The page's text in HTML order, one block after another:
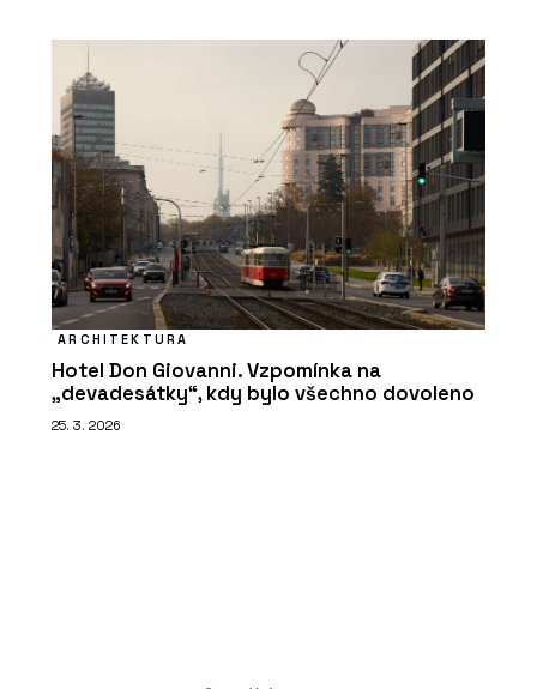
ARCHITEKTURA
Hotel Don Giovanni. Vzpomínka na
„devadesátky“, kdy bylo všechno dovoleno
25. 3. 2026